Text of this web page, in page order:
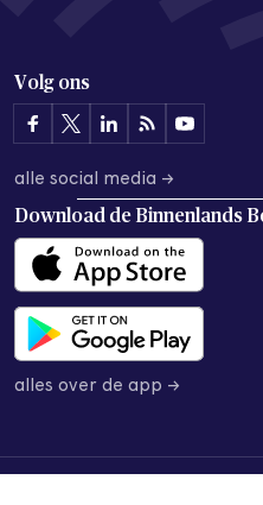
Volg ons
alle social media →
Download de Binnenlands
alles over de app →